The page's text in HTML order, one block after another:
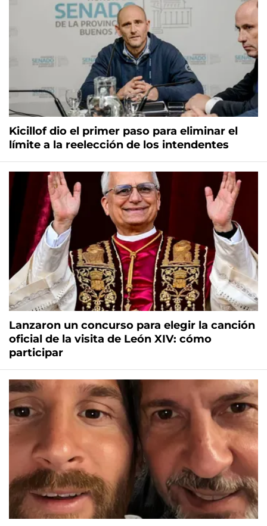
Kicillof dio el primer paso para eliminar el
límite a la reelección de los intendentes
Lanzaron un concurso para elegir la canción
oficial de la visita de León XIV: cómo
participar